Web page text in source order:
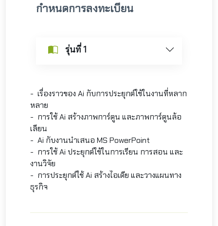
กำหนดการลงทะเบียน
รุ่นที่ 1
- เรื่องราวของ Ai กับการประยุกต์ใช้ในงานที่หลาก
หลาย
- การใช้ Ai สร้างภาพการ์ตูน และภาพการ์ตูนล้อ
เลียน
- Ai กับงานนำเสนอ MS PowerPoint
- การใช้ Ai ประยุกต์ใช้ในการเรียน การสอน และ
งานวิจัย
- การประยุกต์ใช้ Ai สร้างไอเดีย และวางแผนทาง
ธุรกิจ